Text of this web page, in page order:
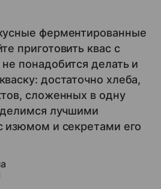
ферментированные
приготовить квас с
понадобится делать и
достаточно хлеба,
сложенных в одну
лучшими
изюмом и секретами его